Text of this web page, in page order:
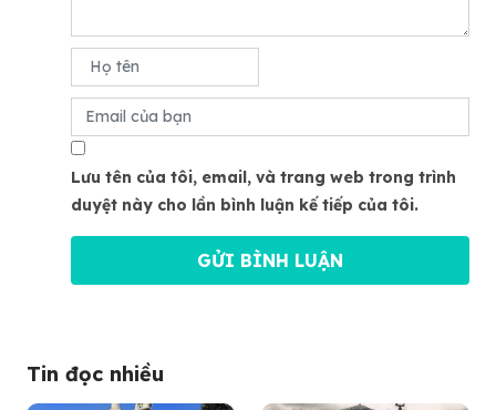
Lưu tên của tôi, email, và trang web trong trình
duyệt này cho lần bình luận kế tiếp của tôi.
Tin đọc nhiều